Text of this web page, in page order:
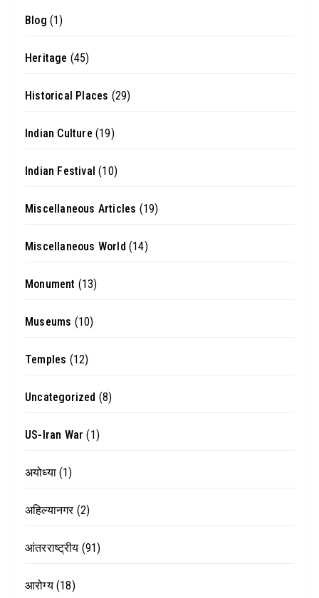
Blog (1)
Heritage (45)
Historical Places (29)
Indian Culture (19)
Indian Festival (10)
Miscellaneous Articles (19)
Miscellaneous World (14)
Monument (13)
Museums (10)
Temples (12)
Uncategorized (8)
US-Iran War (1)
अयोध्या(1)
अहिल्यानगर(2)
आंतरराष्ट्रीय (91)
आरोग्य(18)